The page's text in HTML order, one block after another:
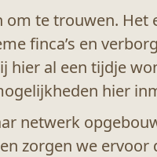
te trouwen. Het
finca’s en
al een tijdje
hier
netwerk
zorgen we